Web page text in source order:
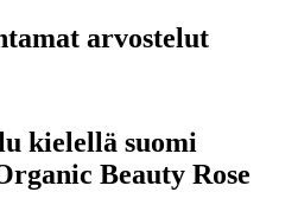
arvostelut
kielellä suomi
Beauty Rose